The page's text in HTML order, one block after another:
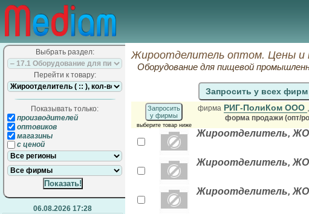
Выбрать раздел:
Перейти к товару:
Показывать только:
производителей
оптовиков
магазины
с ценой
06.08.2026 17:28
Жироотделитель оптом. Цены и
Оборудование для пищевой
Запросить у всех фирм
Запросить
у фирмы
выберите товар ниже
фирма РИГ-ПолиКом ООО
форма продажи (опт/
Жироотделитель, ЖО-
Жироотделитель, ЖО-
Жироотделитель, ЖО-